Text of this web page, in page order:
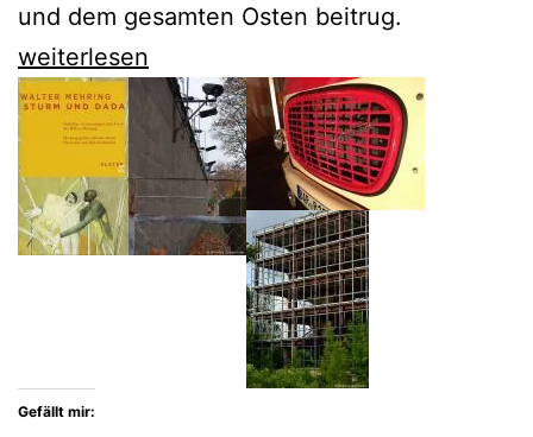
und dem gesamten Osten beitrug.
Manja
Präkels
Wenderoman
setzt
die
Angst
Szene
weiterlesen
Gefällt mir: